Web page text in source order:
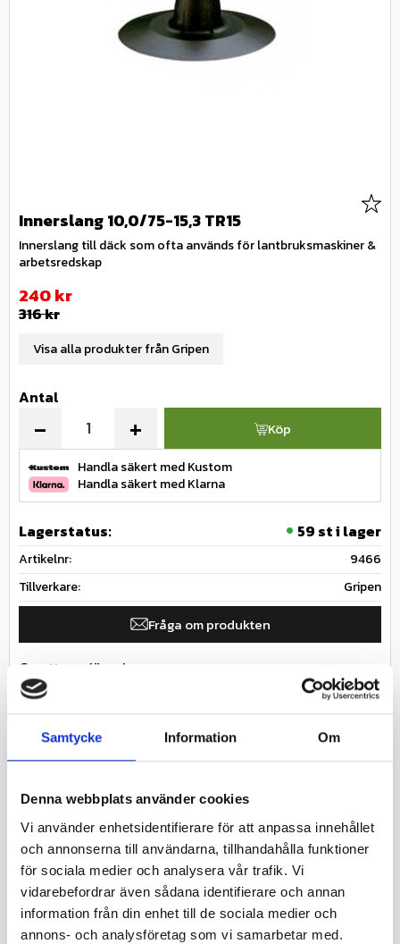
Samtycke Information Om
Denna webbplats använder cookies
Vi använder enhetsidentifierare för att anpassa innehållet
och annonserna till användarna, tillhandahålla funktioner
för sociala medier och analysera vår trafik. Vi
vidarebefordrar även sådana identifierare och annan
information från din enhet till de sociala medier och
annons- och analysföretag som vi samarbetar med.
Innerslang 10,0/75-15,3 TR15
Innerslang till däck som ofta används för lantbruksmaskiner &
arbetsredskap
Nedsatt pris:
240kr
Ordinarie pris:
316kr
Antal
+
- Köp
Handla säkert med Kustom
Handla säkert med Klarna
Lagerstatus 59 st i lager
Artikelnr
9466
Tillverkare
Gripen
Fråga om produkten
Visa alla produkter från Gripen
Ge ett omdöme!
lantbruksmaskiner & arbetsredskap
Specifikationer
Nästa inkommande
leveransdatum
22
Miljöavgift
0
Fabrikat
Gripen
Nettovikt kg
1.522